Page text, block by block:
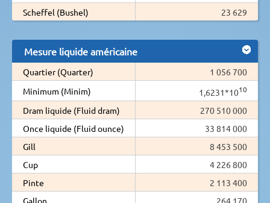
Scheffel (Bushel)
23 629
Mesure liquide américaine
Quartier (Quarter)
1 056 700
Minimum (Minim)
1,6231*1010
Dram liquide (Fluid dram)
270 510 000
Once liquide (Fluid ounce)
33 814 000
Gill
8 453 500
Cup
4 226 800
Pinte
2 113 400
Gallon
264 170